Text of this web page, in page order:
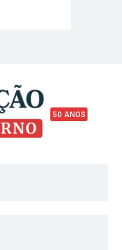
50 ANOS